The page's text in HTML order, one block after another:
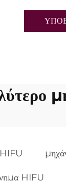
HIFU